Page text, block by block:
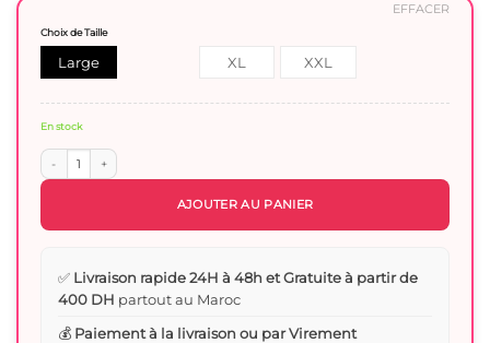
Choix de Taille
Large XL XXL
EFFACER
En stock
quantité de Pyjama d'Allaitement grossesse - Confort douceur
AJOUTER AU PANIER
✅ Livraison rapide 24H à 48h et Gratuite à partir de
400 DH partout au Maroc
💰 Paiement à la livraison ou par Virement